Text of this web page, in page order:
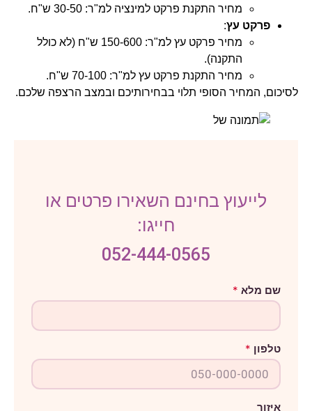
מחיר התקנת פרקט למינציה למ"ר: 30-50 ש"ח.
פרקט עץ:
מחיר פרקט עץ למ"ר: 150-600 ש"ח (לא כולל
התקנה).
מחיר התקנת פרקט עץ למ"ר: 70-100 ש"ח.
לסיכום, המחיר הסופי תלוי בבחירותיכם ובמצב הרצפה שלכם.
לייעוץ בחינם השאירו פרטים או
חייגו:
052-444-0565
ש
ם
ז
ר
ט
פ
ן
שם מלא *
טלפון *
איזור